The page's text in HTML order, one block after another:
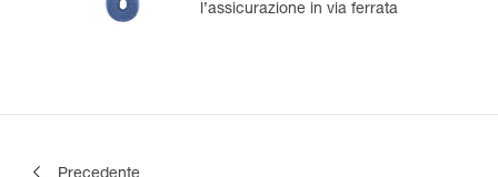
l’assicurazione in via ferrata